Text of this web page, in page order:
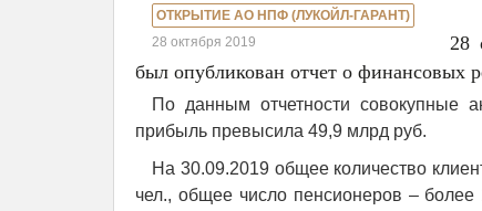
ОТКРЫТИЕ АО НПФ (ЛУКОЙЛ-ГАРАНТ)
28 октября 2019
28
был опубликован отчет о финансовых
По данным отчетности совокупные
прибыль превысила 49,9 млрд руб.
На 30.09.2019 общее количество
чел., общее число пенсионеров –